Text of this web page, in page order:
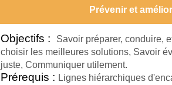
Prévenir et
Objectifs :
Savoir préparer, conduire,
choisir les meilleures solutions, Savoir
juste, Communiquer utilement.
Prérequis : Lignes hiérarchiques